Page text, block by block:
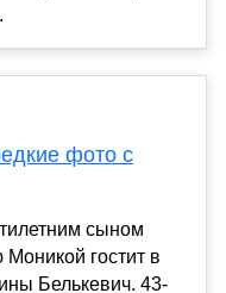
фото с
сыном
гостит в
Белькевич. 43-